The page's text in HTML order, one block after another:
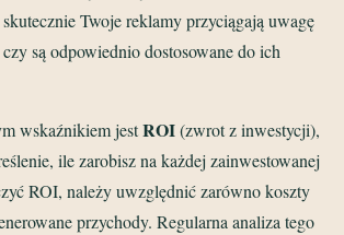
Twoje reklamy przyciągają uwagę
są odpowiednio dostosowane do ich
wskaźnikiem jestROI(zwrot z inwestycji),
ile zarobisz na każdej zainwestowanej
ROI, należy uwzględnić zarówno koszty
przychody. Regularna analiza tego